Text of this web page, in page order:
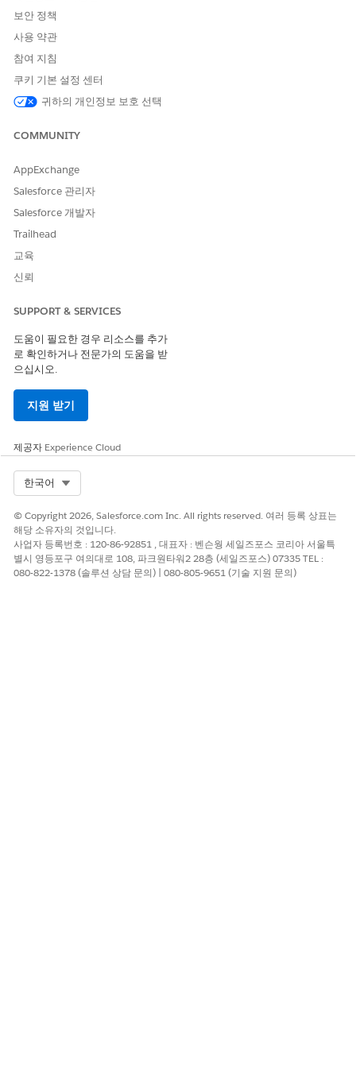
Complete and submit the form.
SEE ALSO
Access Government Cloud Compliance Documentation
Access Documentation for Other Agencies
보안 정책
사용 약관
참여 지침
쿠키 기본 설정 센터
귀하의 개인정보 보호 선택
COMMUNITY
AppExchange
Salesforce 관리자
Salesforce 개발자
Trailhead
교육
신뢰
SUPPORT & SERVICES
도움이 필요한 경우 리소스를 추가
로 확인하거나 전문가의 도움을 받
으십시오.
지원 받기
제공자 Experience Cloud
한국어
© Copyright 2026, Salesforce.com Inc. All rights reserved. 여러 등록 상표는
해당 소유자의 것입니다.
사업자 등록번호 : 120-86-92851 , 대표자 : 벤슨웡 세일즈포스 코리아 서울특
별시 영등포구 여의대로 108, 파크원타워2 28층 (세일즈포스) 07335 TEL :
080-822-1378 (솔루션 상담 문의) | 080-805-9651 (기술 지원 문의)